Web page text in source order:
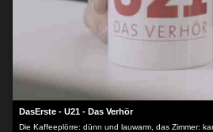
DasErste - U21 - Das Verhör
Die Kaffeeplörre: dünn und lauwarm, das Zimmer: